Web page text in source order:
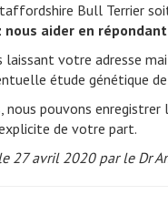
Bull Terrier
nous aider en
laissant votre adresse
étude génétique de
nous pouvons
de votre part.
27 avril 2020 par le Dr